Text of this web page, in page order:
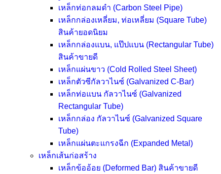
เหล็กท่อกลมดำ (Carbon Steel Pipe)
เหล็กกล่องเหลี่ยม, ท่อเหลี่ยม (Square Tube)
สินค้ายอดนิยม
เหล็กกล่องแบน, แป๊ปแบน (Rectangular Tube)
สินค้าขายดี
เหล็กแผ่นขาว (Cold Rolled Steel Sheet)
เหล็กตัวซีกัลวาไนซ์ (Galvanized C-Bar)
เหล็กท่อแบน กัลวาไนซ์ (Galvanized
Rectangular Tube)
เหล็กกล่อง กัลวาไนซ์ (Galvanized Square
Tube)
เหล็กแผ่นตะแกรงฉีก (Expanded Metal)
เหล็กเส้นก่อสร้าง
เหล็กข้ออ้อย (Deformed Bar) สินค้าขายดี